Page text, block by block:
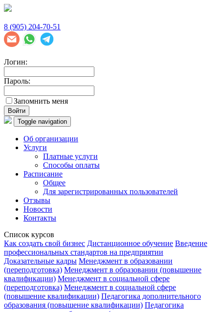
8 (905) 204-70-51
Логин:
Пароль:
Запомнить меня
Войти
Toggle navigation
Об организации
Услуги
Платные услуги
Способы оплаты
Расписание
Общее
Для зарегистрированных пользователей
Отзывы
Новости
Контакты
Список курсов
Как создать свой бизнес Дистанционное обучение Введение
профессиональных стандартов на предприятии
Доказательные кадры Менеджмент в образовании
(переподготовка) Менеджмент в образовании (повышение
квалификации) Менеджмент в социальной сфере
(переподготовка) Менеджмент в социальной сфере
(повышение квалификации) Педагогика дополнительного
образования (повышение квалификации) Педагогика